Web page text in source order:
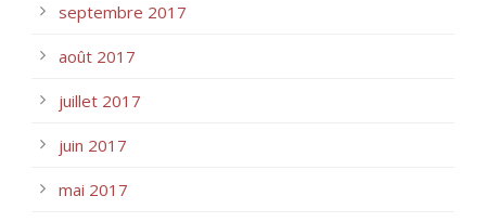
septembre 2017
août 2017
juillet 2017
juin 2017
mai 2017